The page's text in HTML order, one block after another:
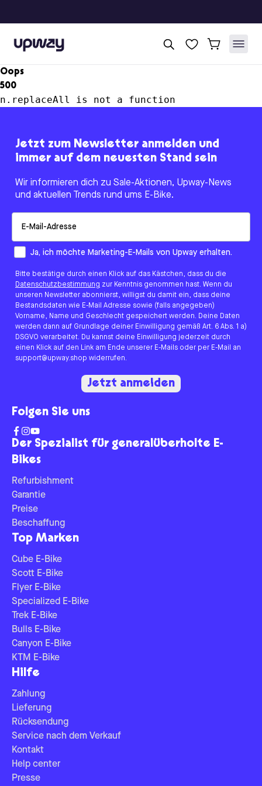
Upway
Oops
500
n.replaceAll is not a function
Der Spezialist für generalüberholte E-
Bikes
Refurbishment
Garantie
Preise
Beschaffung
Top Marken
Cube E-Bike
Scott E-Bike
Flyer E-Bike
Specialized E-Bike
Trek E-Bike
Bulls E-Bike
Canyon E-Bike
KTM E-Bike
Hilfe
Zahlung
Lieferung
Rücksendung
Service nach dem Verkauf
Kontakt
Help center
Presse
Jetzt zum Newsletter anmelden und
immer auf dem neuesten Stand sein
Wir informieren dich zu Sale-Aktionen, Upway-News
und aktuellen Trends rund ums E-Bike.
How would you like to hear from us?
Ja, ich möchte Marketing-E-Mails von Upway erhalten.
Bitte bestätige durch einen Klick auf das Kästchen, dass du die
Datenschutzbestimmung zur Kenntnis genommen hast. Wenn du
unseren Newsletter abonnierst, willigst du damit ein, dass deine
Bestandsdaten wie E-Mail Adresse sowie (falls angegeben)
Vorname, Name und Geschlecht gespeichert werden. Deine Daten
werden dann auf Grundlage deiner Einwilligung gemäß Art. 6 Abs. 1 a)
DSGVO verarbeitet. Du kannst deine Einwilligung jederzeit durch
einen Klick auf den Link am Ende unserer E-Mails oder per E-Mail an
support@upway.shop widerrufen.
Jetzt anmelden
Folgen Sie uns